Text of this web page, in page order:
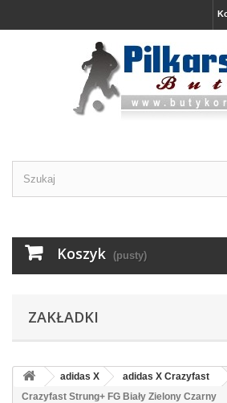
Koszyk (pusty)
ZAKŁADKI
adidas X adidas X Crazyfast
Crazyfast Strung+ FG Biały Zielony Czarny